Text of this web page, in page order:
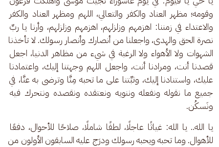
وقومه؛ مظهر العناد والكفر والتعالي، اللهم ومظهر العناد والكفر
والاعتداء في زمننا: اهزمهم وزلزلهم، اهزمهم وزلزلهم، وأرنا يا ربِّ
نصرة الحق والهدى، واجعلنا من أنصارك وأنصار رسولك. لا تأخذنا
الشهوات ولا الأهواء ولا الرغبة في شيء من مظاهر الدنيا، اجعل
قصدنا أنت، ومرادنا أنت، واجعل اللهم وجهتنا إليك، واعتمادنا
عليك، واستنادنا إليك، وثبِّتنا على ما تحبه مِنَّا وترضى به عنَّا، في
جميع ما نقوله ونفعله وننويه ونعتقده ونقصده ونتحرك فيه
ونَسكُن.
يا الله.. يا الله: غياثًا عاجلًا، لطفًا شاملًا، صلاحًا للأحوال، دفعًا
للأهوال. وما تحبه ويحبه رسولك ودرَج عليه السابقون الأولون من